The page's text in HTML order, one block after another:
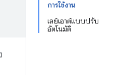
การใช้งาน
เลย์เอาต์แบบปรับ
อัตโนมัติ